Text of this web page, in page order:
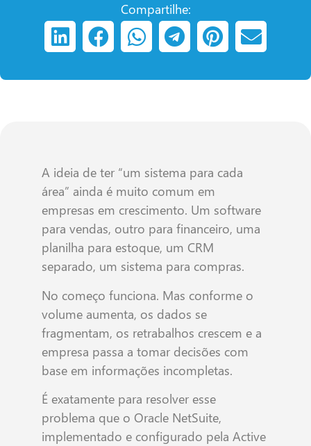
Compartilhe:
A ideia de ter “um sistema para cada
área” ainda é muito comum em
empresas em crescimento. Um software
para vendas, outro para financeiro, uma
planilha para estoque, um CRM
separado, um sistema para compras.
No começo funciona. Mas conforme o
volume aumenta, os dados se
fragmentam, os retrabalhos crescem e a
empresa passa a tomar decisões com
base em informações incompletas.
É exatamente para resolver esse
problema que o Oracle NetSuite,
implementado e configurado pela Active